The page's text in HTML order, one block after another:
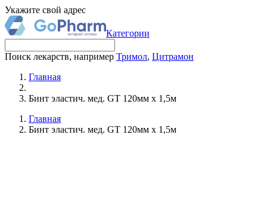
Укажите свой адрес
Категории
Поиск лекарств, например Тримол, Цитрамон
Главная
Бинт эластич. мед. GT 120мм х 1,5м
Главная
Бинт эластич. мед. GT 120мм х 1,5м